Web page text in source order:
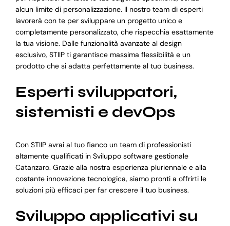
alcun limite di personalizzazione. Il nostro team di esperti
lavorerà con te per sviluppare un progetto unico e
completamente personalizzato, che rispecchia esattamente
la tua visione. Dalle funzionalità avanzate al design
esclusivo, STIIP ti garantisce massima flessibilità e un
prodotto che si adatta perfettamente al tuo business.
Esperti sviluppatori,
sistemisti e devOps
Con STIIP avrai al tuo fianco un team di professionisti
altamente qualificati in Sviluppo software gestionale
Catanzaro. Grazie alla nostra esperienza pluriennale e alla
costante innovazione tecnologica, siamo pronti a offrirti le
soluzioni più efficaci per far crescere il tuo business.
Sviluppo applicativi su